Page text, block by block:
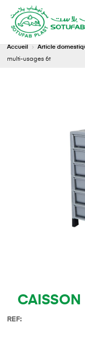
Accueil Article
multi-usages 6t
CAISSON
REF: